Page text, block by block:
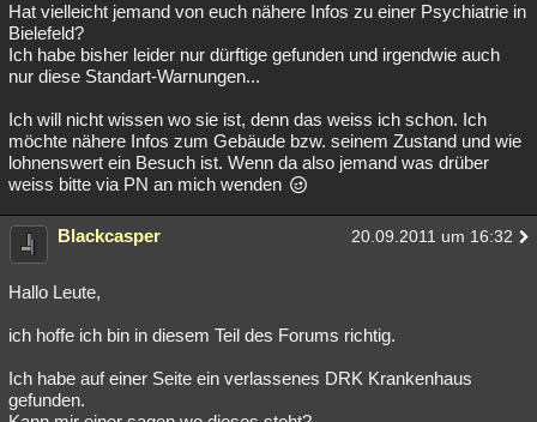
Hat vielleicht jemand von euch nähere Infos zu einer Psychiatrie in
Bielefeld?
Ich habe bisher leider nur dürftige gefunden und irgendwie auch
nur diese Standart-Warnungen...
Ich will nicht wissen wo sie ist, denn das weiss ich schon. Ich
möchte nähere Infos zum Gebäude bzw. seinem Zustand und wie
lohnenswert ein Besuch ist. Wenn da also jemand was drüber
weiss bitte via PN an mich wenden
Blackcasper 20.09.2011 um 16:32
Hallo Leute,
ich hoffe ich bin in diesem Teil des Forums richtig.
Ich habe auf einer Seite ein verlassenes DRK Krankenhaus
gefunden.